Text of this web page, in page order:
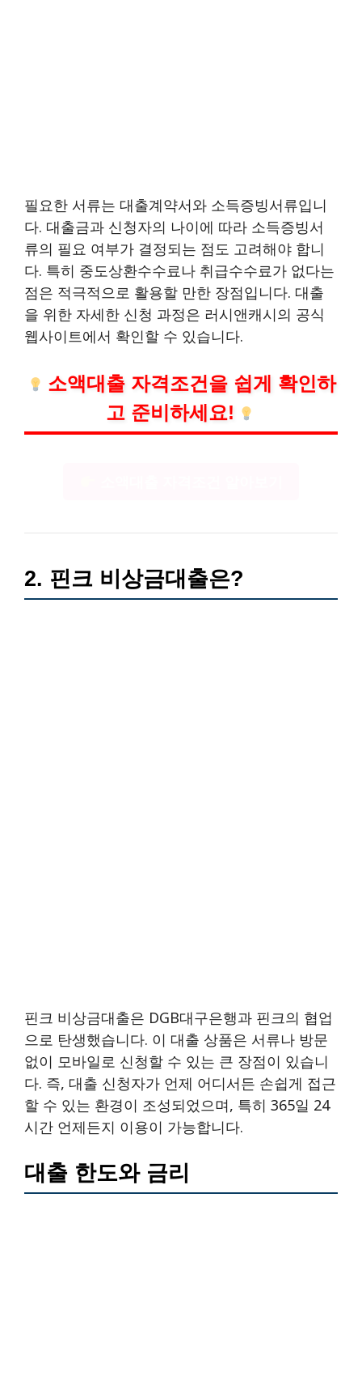
필요한 서류는 대출계약서와 소득증빙서류입니
다. 대출금과 신청자의 나이에 따라 소득증빙서
류의 필요 여부가 결정되는 점도 고려해야 합니
다. 특히 중도상환수수료나 취급수수료가 없다는
점은 적극적으로 활용할 만한 장점입니다. 대출
을 위한 자세한 신청 과정은 러시앤캐시의 공식
웹사이트에서 확인할 수 있습니다.
소액대출 자격조건을 쉽게 확인하
고 준비하세요!
2. 핀크 비상금대출은?
핀크 비상금대출은 DGB대구은행과 핀크의 협업
으로 탄생했습니다. 이 대출 상품은 서류나 방문
없이 모바일로 신청할 수 있는 큰 장점이 있습니
다. 즉, 대출 신청자가 언제 어디서든 손쉽게 접근
할 수 있는 환경이 조성되었으며, 특히 365일 24
시간 언제든지 이용이 가능합니다.
대출 한도와 금리